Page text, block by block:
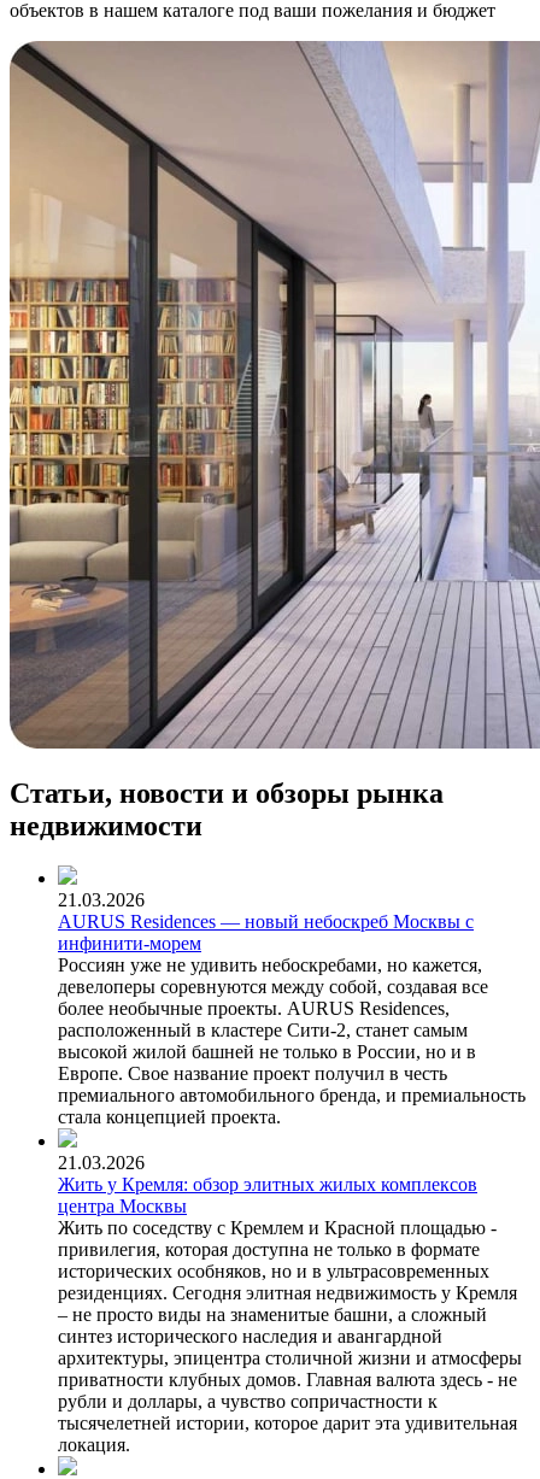
объектов в нашем каталоге под ваши пожелания и бюджет
Статьи, новости и обзоры рынка
недвижимости
21.03.2026
AURUS Residences — новый небоскреб Москвы с
инфинити-морем
Россиян уже не удивить небоскребами, но кажется,
девелоперы соревнуются между собой, создавая все
более необычные проекты. AURUS Residences,
расположенный в кластере Сити-2, станет самым
высокой жилой башней не только в России, но и в
Европе. Свое название проект получил в честь
премиального автомобильного бренда, и премиальность
стала концепцией проекта.
21.03.2026
Жить у Кремля: обзор элитных жилых комплексов
центра Москвы
Жить по соседству с Кремлем и Красной площадью -
привилегия, которая доступна не только в формате
исторических особняков, но и в ультрасовременных
резиденциях. Сегодня элитная недвижимость у Кремля
– не просто виды на знаменитые башни, а сложный
синтез исторического наследия и авангардной
архитектуры, эпицентра столичной жизни и атмосферы
приватности клубных домов. Главная валюта здесь - не
рубли и доллары, а чувство сопричастности к
тысячелетней истории, которое дарит эта удивительная
локация.